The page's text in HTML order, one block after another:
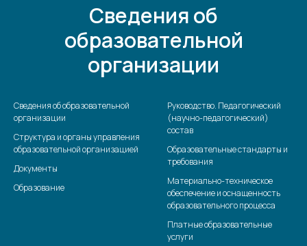
Сведения об
образовательной
организации
Сведения об образовательной
организации
Структура и органы управления
образовательной организацией
Документы
Образование
Руководство. Педагогический
(научно-педагогический)
состав
Образовательные стандарты и
требования
Материально-техническое
обеспечение и оснащенность
образовательного процесса
Платные образовательные
услуги